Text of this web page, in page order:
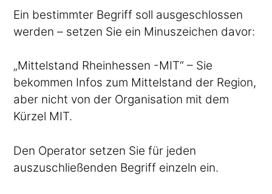
Ein bestimmter Begriff soll ausgeschlossen
werden – setzen Sie ein Minuszeichen davor:
„Mittelstand Rheinhessen -MIT“ – Sie
bekommen Infos zum Mittelstand der Region,
aber nicht von der Organisation mit dem
Kürzel MIT.
Den Operator setzen Sie für jeden
auszuschließenden Begriff einzeln ein.